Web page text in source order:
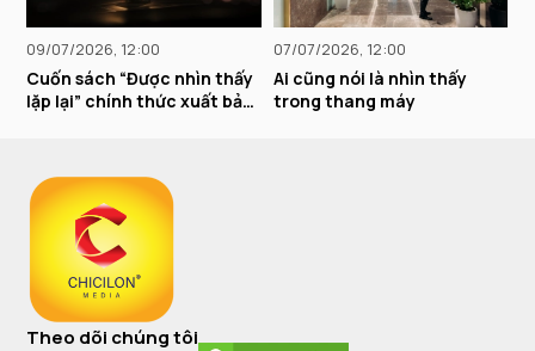
09/07/2026, 12:00
Cuốn sách “Được nhìn thấy
lặp lại” chính thức xuất bản
07/07/2026, 12:00
Ai cũng nói là nhìn thấy
trong thang máy
Theo dõi chúng tôi